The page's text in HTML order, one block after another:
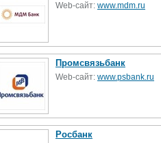
Web-сайт: www.mdm.ru
Промсвязьбанк
Web-сайт: www.psbank.ru
Росбанк